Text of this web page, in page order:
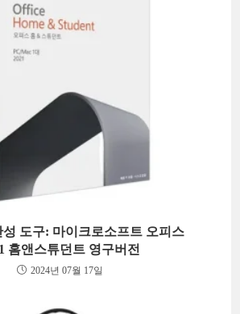
성 도구: 마이크로소프트 오피스
홈앤스튜던트 영구버전
2024년 07월 17일